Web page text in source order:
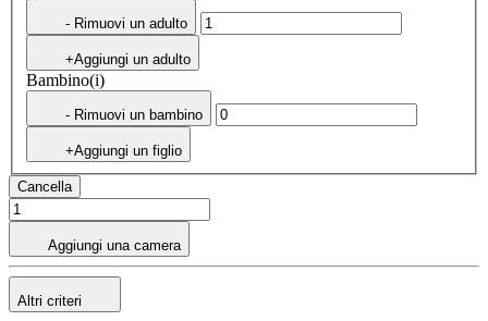
- Rimuovi un adulto
+Aggiungi un adulto
Bambino(i)
- Rimuovi un bambino
+Aggiungi un figlio
Cancella
Aggiungi una camera
Altri criteri